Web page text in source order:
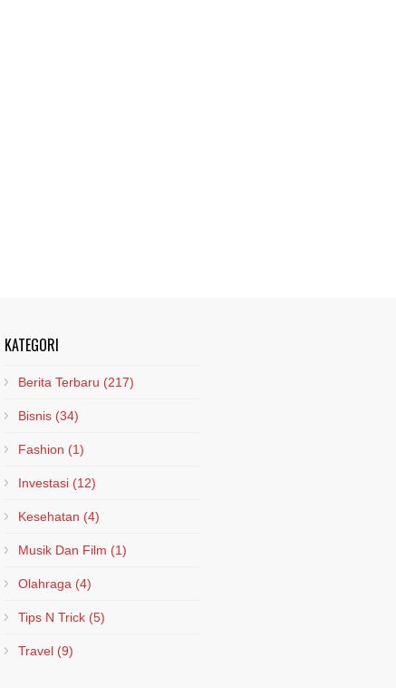
KATEGORI
Berita Terbaru (217)
Bisnis (34)
Fashion (1)
Investasi (12)
Kesehatan (4)
Musik Dan Film (1)
Olahraga (4)
Tips N Trick (5)
Travel (9)